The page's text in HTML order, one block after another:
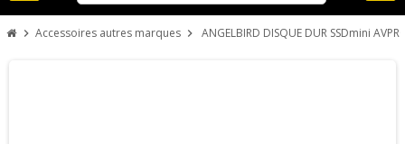
chevron_right Accessoires autres marques chevron_right ANGELBIRD DISQUE DUR SSDmini